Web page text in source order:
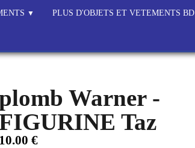
▼ PLUS D'OBJETS ET VETEMENTS BD
Warner -
Taz
10.00 €